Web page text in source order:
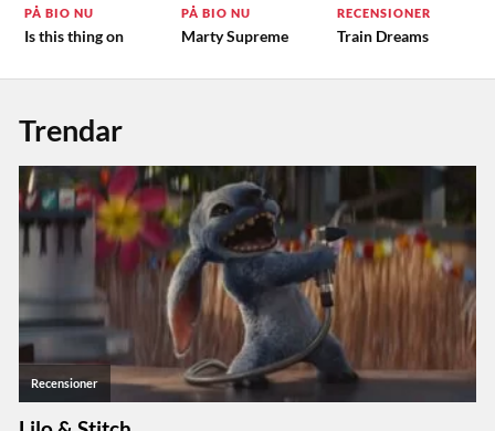
PÅ BIO NU
Is this thing on
PÅ BIO NU
Marty Supreme
RECENSIONER
Train Dreams
Trendar